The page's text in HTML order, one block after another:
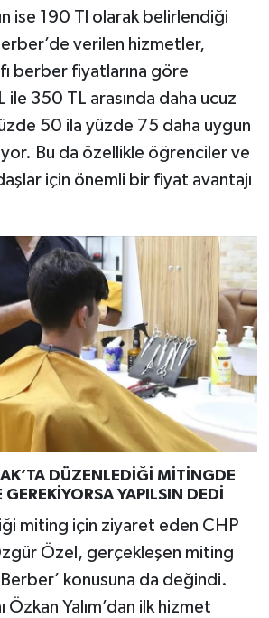
ise 190 Tl olarak belirlendiği
verilen hizmetler,
berber fiyatlarına göre
350 TL arasında daha ucuz
50 ila yüzde 75 daha uygun
Bu da özellikle öğrenciler ve
için önemli bir fiyat avantajı
DÜZENLEDİĞİ MİTİNGDE
YAPILSIN DEDİ
miting için ziyaret eden CHP
Özel, gerçekleşen miting
Berber’ konusuna da değindi.
Özkan Yalım’dan ilk hizmet